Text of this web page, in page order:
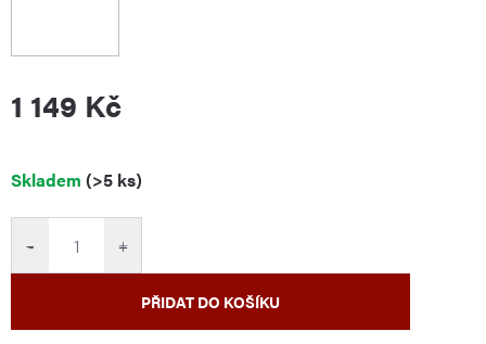
1 149 Kč
Měrná
Skladem (>5 ks)
+
−
PŘIDAT DO KOŠÍKU